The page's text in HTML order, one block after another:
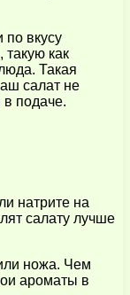
по вкусу
как
Такая
салат не
подаче.
натрите на
салату лучше
ножа. Чем
ароматы в